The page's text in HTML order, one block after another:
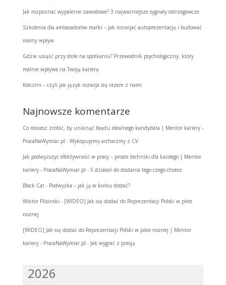
Jak rozpoznać wypalenie zawodowe? 3 najważniejsze sygnały ostrzegawcze
Szkolenia dla ambasadorów marki – jak rozwijać autoprezentację i budować
realny wpływ
Gdzie usiąść przy stole na spotkaniu? Przewodnik psychologiczny, który
realnie wpływa na Twoją karierę
Kołczini – czyli jak język rozwija się razem z nami
Najnowsze komentarze
Co możesz zrobić, by uniknąć błędu idealnego kandydata | Mentor kariery -
PracaNaWymiar.pl - Wykopujemy archaizmy z CV
Jak podwyższyć efektywność w pracy – proste techniki dla każdego | Mentor
kariery - PracaNaWymiar.pl - 5 działań do dostania tego czego chcesz
Black Cat- Podwyżka – jak ją w końcu dostać?
Wiktor Plisinski - [WIDEO] Jak się dostać do Reprezentacji Polski w piłce
nożnej
[WIDEO] Jak się dostać do Reprezentacji Polski w piłce nożnej | Mentor
kariery - PracaNaWymiar.pl - Jak wygrać z presją
2026